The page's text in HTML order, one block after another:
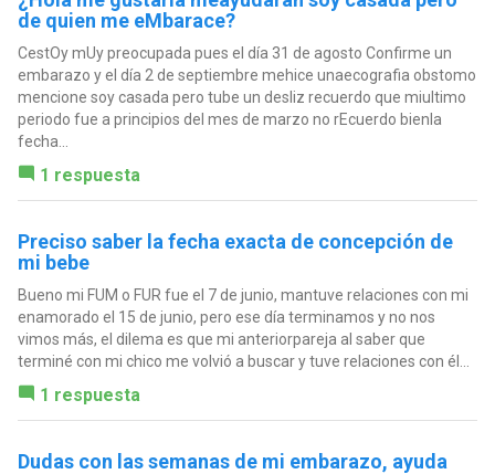
de quien me eMbarace?
CestOy mUy preocupada pues el día 31 de agosto Confirme un
embarazo y el día 2 de septiembre mehice unaecografia obstomo
mencione soy casada pero tube un desliz recuerdo que miultimo
periodo fue a principios del mes de marzo no rEcuerdo bienla
fecha...
1 respuesta
Preciso saber la fecha exacta de concepción de
mi bebe
Bueno mi FUM o FUR fue el 7 de junio, mantuve relaciones con mi
enamorado el 15 de junio, pero ese día terminamos y no nos
vimos más, el dilema es que mi anteriorpareja al saber que
terminé con mi chico me volvió a buscar y tuve relaciones con él...
1 respuesta
Dudas con las semanas de mi embarazo, ayuda